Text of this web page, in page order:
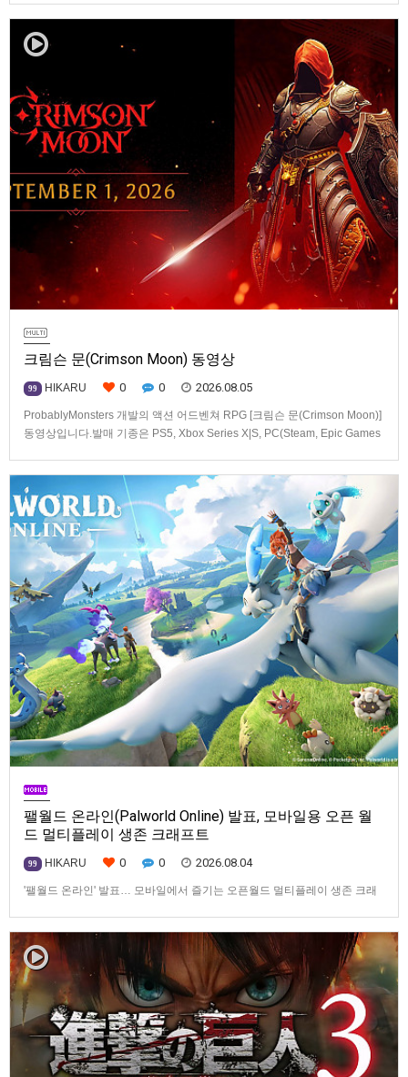
크림슨 문(Crimson Moon) 동영상
99 HIKARU 0 0 2026.08.05
ProbablyMonsters 개발의 액션 어드벤쳐 RPG [크림슨 문(Crimson Moon)]
동영상입니다.발매 기종은 PS5, Xbox Series X|S, PC(Steam, Epic Games
팰월드 온라인(Palworld Online) 발표, 모바일용 오픈 월
드 멀티플레이 생존 크래프트
99 HIKARU 0 0 2026.08.04
'팰월드 온라인' 발표… 모바일에서 즐기는 오픈월드 멀티플레이 생존 크래
인Pocketpair의 정식 라이선스를 받아, 글로벌 히트작 '팰월드(Palworld)'를
기반으로 한…